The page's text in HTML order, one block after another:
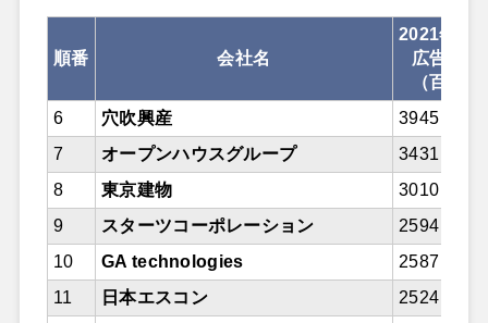
順番 会社名
2021年11
広告宣伝
（百万円
6
穴吹興産
3945
7
オープンハウスグループ
3431
8
東京建物
3010
9
スターツコーポレーション
2594
10
GA technologies
2587
11
日本エスコン
2524